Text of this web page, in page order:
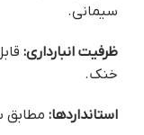
سیمانی.
ظرفیت انبارداری:
خنک.
استانداردها: مطابق